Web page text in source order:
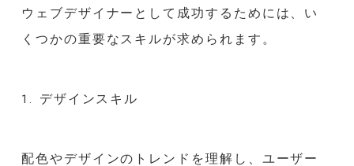
ウェブデザイナーとして成功するためには、い
くつかの重要なスキルが求められます。
1. デザインスキル
配色やデザインのトレンドを理解し、ユーザー